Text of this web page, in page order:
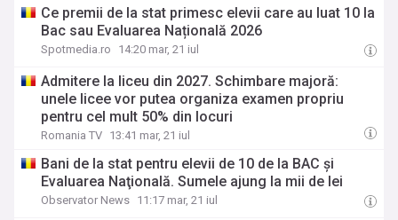
Ce premii de la stat primesc elevii care au luat 10 la
Bac sau Evaluarea Națională 2026
Spotmedia.ro 14:20 mar, 21 iul
Admitere la liceu din 2027. Schimbare majoră:
unele licee vor putea organiza examen propriu
pentru cel mult 50% din locuri
Romania TV 13:41 mar, 21 iul
Bani de la stat pentru elevii de 10 de la BAC şi
Evaluarea Naţională. Sumele ajung la mii de lei
Observator News 11:17 mar, 21 iul